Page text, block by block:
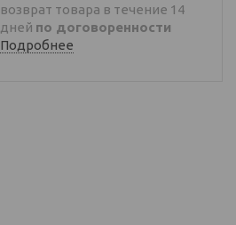
возврат товара в течение 14
дней по договоренности
Подробнее